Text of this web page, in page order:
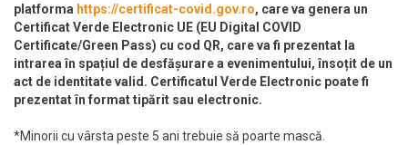
platforma https://certificat-covid.gov.ro, care va genera un
Certificat Verde Electronic UE (EU Digital COVID
Certificate/Green Pass) cu cod QR, care va fi prezentat la
intrarea în spațiul de desfășurare a evenimentului, însoțit de un
act de identitate valid. Certificatul Verde Electronic poate fi
prezentat în format tipărit sau electronic.
*Minorii cu vârsta peste 5 ani trebuie să poarte mască.